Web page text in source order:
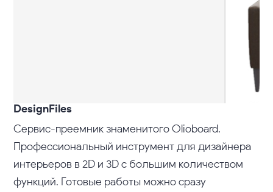
DesignFiles
Сервис-преемник знаменитого Olioboard.
Профессиональный инструмент для дизайнера
интерьеров в 2D и 3D с большим количеством
функций. Готовые работы можно сразу